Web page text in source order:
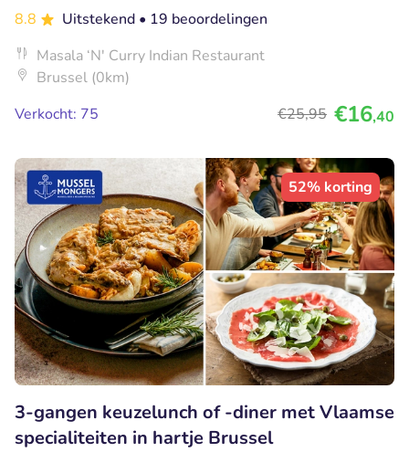
8.8 Uitstekend • 19 beoordelingen
Masala ‘N' Curry Indian Restaurant
Brussel (0km)
Verkocht: 75
€25,95 €16,40
52% korting
3-gangen keuzelunch of -diner met Vlaamse
specialiteiten in hartje Brussel